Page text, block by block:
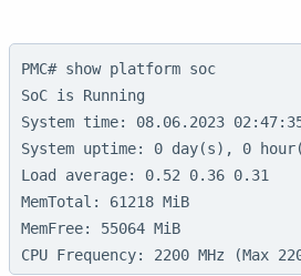
PMC# show platform soc
SoC is Running
System time: 08.06.2023
System uptime: 0 day(s), 0
Load average: 0.52 0.36 0.31
MemTotal: 61218 MiB
MemFree: 55064 MiB
CPU Frequency: 2200 MHz (Max